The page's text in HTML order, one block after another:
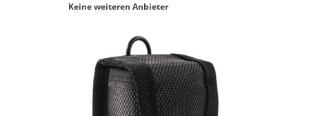
Keine weiteren Anbieter